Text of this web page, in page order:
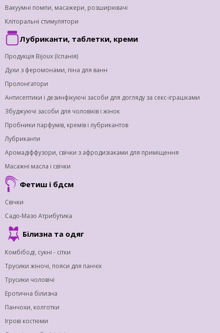
Вакуумні помпи, масажери, розширювачі
Кліторальні стимулятори
Лубриканти, таблетки, креми
Продукція Bijoux (Іспанія)
Духи з феромонами, піна для ванн
Пролонгатори
Антисептики і дезинфікуючі засоби для догляду за секс-іграшками
Збуджуючі засоби для чоловіків і жінок
Пробники парфумів, кремів і лубрикантов
Лубриканти
Аромадіффузори, свічки з афродизіаками для приміщення
Масажні масла і свічки
Фетиш і бдсм
Свічки
Садо-Мазо Атрибутика
Білизна та одяг
Комбібоді, сукні - сітки
Трусики жіночі, пояси для панчіх
Трусики чоловічі
Еротична білизна
Панчохи, колготки
Ігрові костюми